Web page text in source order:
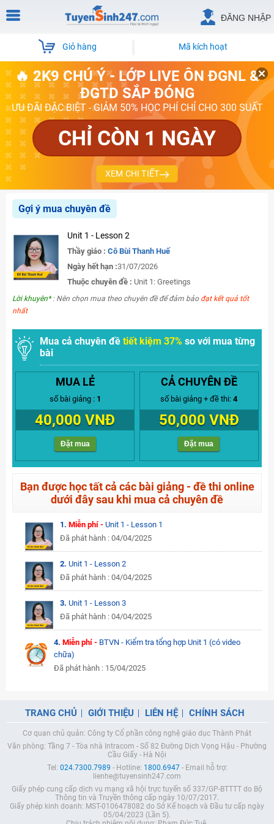
ĐĂNG NHẬP
Giỏ hàng Mã kích hoạt
🔥 2K9 CHÚ Ý - LỚP LIVE ÔN ĐGNL &
ĐGTD SẮP ĐÓNG
ƯU ĐÃI ĐẶC BIỆT - GIẢM 50% HỌC PHÍ CHỈ CHO 300 SUẤT
CHỈ CÒN 1 NGÀY
XEM CHI TIẾT
Gợi ý mua chuyên đề
Unit 1 - Lesson 2
Thầy giáo : Cô Bùi Thanh Huế
Ngày hết hạn :31/07/2026
Thuộc chuyên đề : Unit 1: Greetings
Lời khuyên*: Nên chọn mua theo chuyên đề để đảm bảo đạt kết quả tốt
nhất
Mua cả chuyên đề tiết kiệm 37% so với mua từng
bài
MUA LẺ
số bài giảng : 1
40,000 VNĐ
Đặt mua
CẢ CHUYÊN ĐỀ
số bài giảng + đề thi:4
50,000 VNĐ
Đặt mua
Bạn được học tất cả các bài giảng - đề thi online
dưới đây sau khi mua cả chuyên đề
1. Miễn phí - Unit 1 - Lesson 1
Đã phát hành : 04/04/2025
2. Unit 1 - Lesson 2
Đã phát hành : 04/04/2025
3. Unit 1 - Lesson 3
Đã phát hành : 04/04/2025
4.Miễn phí - BTVN - Kiểm tra tổng hợp Unit 1 (có video
chữa)
Đã phát hành : 15/04/2025
TRANG CHỦ GIỚI THIỆU LIÊN HỆ CHÍNH SÁCH
Cơ quan chủ quản: Công ty Cổ phần công nghệ giáo dục Thành Phát
Văn phòng: Tầng 7 - Tòa nhà Intracom - Số 82 Đường Dịch Vọng Hậu - Phường
Cầu Giấy - Hà Nội
Tel: 024.7300.7989 - Hotline: 1800.6947- Email hỗ trợ:
lienhe@tuyensinh247.com
Giấy phép cung cấp dịch vụ mạng xã hội trực tuyến số 337/GP-BTTTT do Bộ
Thông tin và Truyền thông cấp ngày 10/07/2017.
Giấy phép kinh doanh: MST-0106478082 do Sở Kế hoạch và Đầu tư cấp ngày
05/04/2023 (Lần 5).